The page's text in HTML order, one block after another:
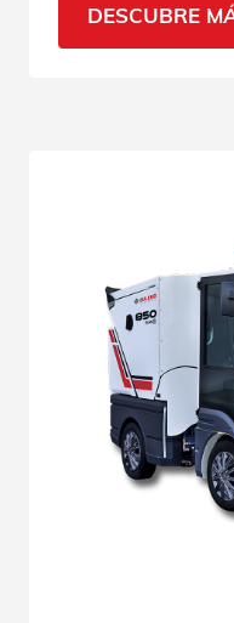
herramienta
año.
DESCUBRE